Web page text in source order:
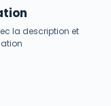
la description et